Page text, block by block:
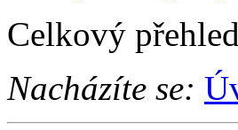
Celkový
Nacházíte se: